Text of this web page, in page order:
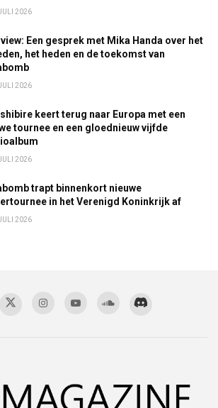
2026
Een gesprek met Mika Handa over het
het heden en de toekomst van
2026
keert terug naar Europa met een
tournee en een gloednieuw vijfde
2026
trapt binnenkort nieuwe
in het Verenigd Koninkrijk af
2026